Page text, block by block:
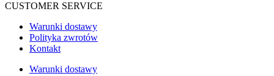
CUSTOMER SERVICE
Warunki dostawy
Polityka zwrotów
Kontakt
Warunki dostawy